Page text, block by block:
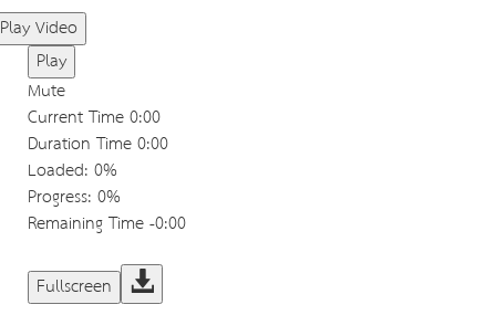
Play Video
Play
Mute
Current Time0:00
Duration Time0:00
Loaded: 0%
Progress: 0%
Remaining Time-0:00
Fullscreen